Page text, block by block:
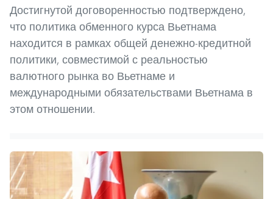
Достигнутой договоренностью подтверждено,
что политика обменного курса Вьетнама
находится в рамках общей денежно-кредитной
политики, совместимой с реальностью
валютного рынка во Вьетнаме и
международными обязательствами Вьетнама в
этом отношении.